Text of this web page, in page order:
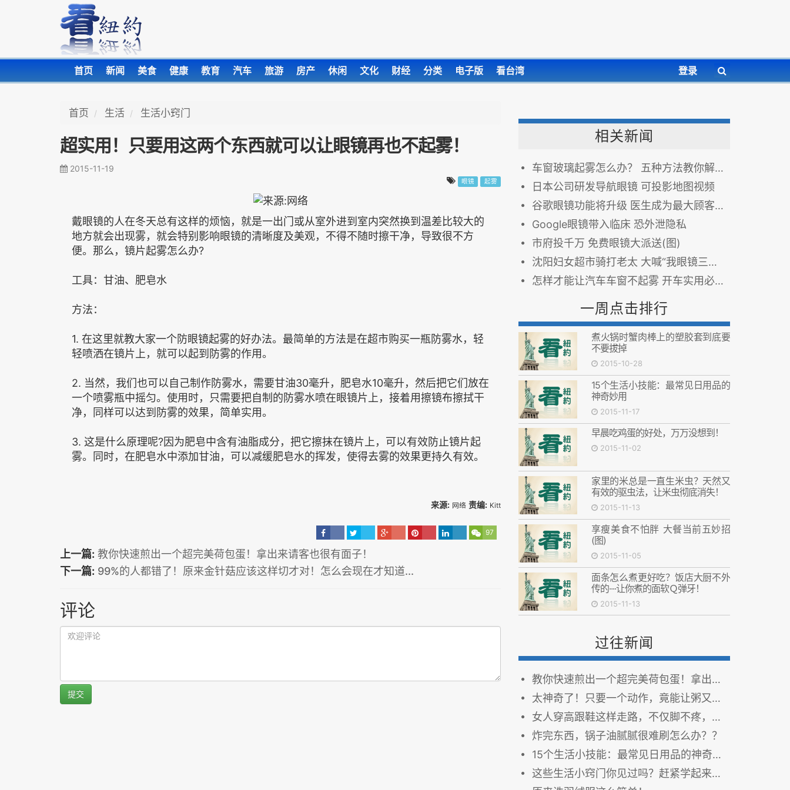
首页 新闻 美食 健康 教育 汽车 旅游 房产 休闲 文化 财经 分类 电子版 看台湾 登录
首页 生活 生活小窍门
超实用！只要用这两个东西就可以让眼镜再也不起雾！
2015-11-19
眼镜 起雾
戴眼镜的人在冬天总有这样的烦恼，就是一出门或从室外进到室内突然换到温差比较大的
地方就会出现雾，就会特别影响眼镜的清晰度及美观，不得不随时擦干净，导致很不方
便。那么，镜片起雾怎么办?
工具：甘油、肥皂水
方法：
1. 在这里就教大家一个防眼镜起雾的好办法。最简单的方法是在超市购买一瓶防雾水，轻
轻喷洒在镜片上，就可以起到防雾的作用。
2. 当然，我们也可以自己制作防雾水，需要甘油30毫升，肥皂水10毫升，然后把它们放在
一个喷雾瓶中摇匀。使用时，只需要把自制的防雾水喷在眼镜片上，接着用擦镜布擦拭干
净，同样可以达到防雾的效果，简单实用。
3. 这是什么原理呢?因为肥皂中含有油脂成分，把它擦抹在镜片上，可以有效防止镜片起
雾。同时，在肥皂水中添加甘油，可以减缓肥皂水的挥发，使得去雾的效果更持久有效。
来源: 网络 责编: Kitt
97
上一篇: 教你快速煎出一个超完美荷包蛋！拿出来请客也很有面子！
下一篇: 99%的人都错了！原来金针菇应该这样切才对！怎么会现在才知道...
评论
提交
相关新闻
车窗玻璃起雾怎么办？ 五种方法教你解决！
日本公司研发导航眼镜 可投影地图视频
谷歌眼镜功能将升级 医生成为最大顾客群体
Google眼镜带入临床 恐外泄隐私
市府投千万 免费眼镜大派送(图)
沈阳妇女超市骑打老太 大喊“我眼镜三万多”(图)
怎样才能让汽车车窗不起雾 开车实用必学...(图)
一周点击排行
煮火锅时蟹肉棒上的塑胶套到底要
不要拔掉
2015-10-28
15个生活小技能：最常见日用品的
神奇妙用
2015-11-17
早晨吃鸡蛋的好处，万万没想到！
2015-11-02
家里的米总是一直生米虫？天然又
有效的驱虫法，让米虫彻底消失！
2015-11-13
享瘦美食不怕胖 大餐当前五妙招
(图)
2015-11-05
面条怎么煮更好吃？饭店大厨不外
传的····让你煮的面软Ｑ弹牙！
2015-11-13
过往新闻
教你快速煎出一个超完美荷包蛋！拿出来请客也很有面子！
太神奇了！只要一个动作，竟能让粥又滑又绵绸，好吃10倍！我现在才知道~
女人穿高跟鞋这样走路，不仅脚不疼，还能减肥！
炸完东西，锅子油腻腻很难刷怎么办？？
15个生活小技能：最常见日用品的神奇妙用
这些生活小窍门你见过吗？赶紧学起来！